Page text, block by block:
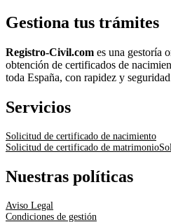
Gestiona tus trámites
Registro-Civil.com es una gestoría
obtención de certificados de
toda España, con rapidez y
Servicios
Solicitud de certificado de nacimiento
Solicitud de certificado de matrimonio
Nuestras políticas
Aviso Legal
Condiciones de gestión